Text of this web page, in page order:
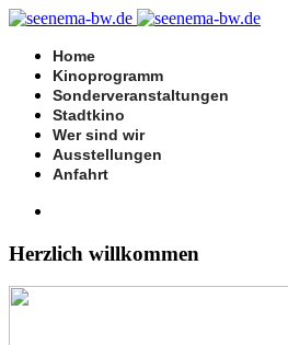
Home
Kinoprogramm
Sonderveranstaltungen
Stadtkino
Wer sind wir
Ausstellungen
Anfahrt
Herzlich willkommen